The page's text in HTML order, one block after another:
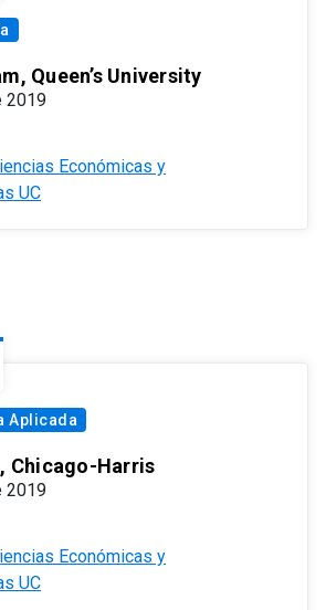
Queen’s University
2019
Económicas y
UC
Aplicada
Chicago-Harris
2019
Económicas y
UC